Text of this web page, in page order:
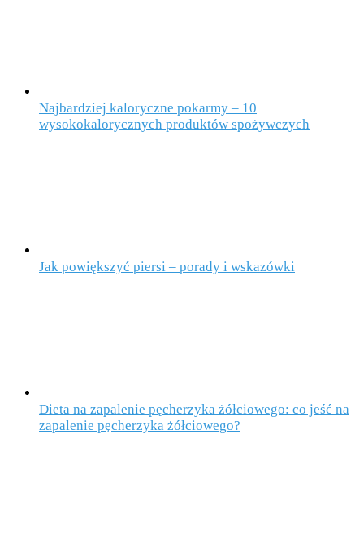
Najbardziej kaloryczne pokarmy – 10
wysokokalorycznych produktów spożywczych
Jak powiększyć piersi – porady i wskazówki
Dieta na zapalenie pęcherzyka żółciowego: co jeść na
zapalenie pęcherzyka żółciowego?